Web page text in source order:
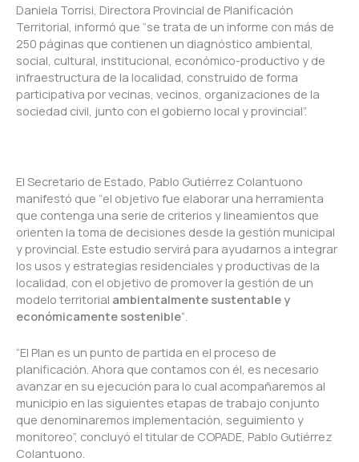
Daniela Torrisi, Directora Provincial de Planificación
Territorial, informó que “se trata de un informe con más de
250 páginas que contienen un diagnóstico ambiental,
social, cultural, institucional, económico-productivo y de
infraestructura de la localidad, construido de forma
participativa por vecinas, vecinos, organizaciones de la
sociedad civil, junto con el gobierno local y provincial”.
El Secretario de Estado, Pablo Gutiérrez Colantuono
manifestó que “el objetivo fue elaborar una herramienta
que contenga una serie de criterios y lineamientos que
orienten la toma de decisiones desde la gestión municipal
y provincial. Este estudio servirá para ayudarnos a integrar
los usos y estrategias residenciales y productivas de la
localidad, con el objetivo de promover la gestión de un
modelo territorial ambientalmente sustentable y
económicamente sostenible“.
“El Plan es un punto de partida en el proceso de
planificación. Ahora que contamos con él, es necesario
avanzar en su ejecución para lo cual acompañaremos al
municipio en las siguientes etapas de trabajo conjunto
que denominaremos implementación, seguimiento y
monitoreo”, concluyó el titular de COPADE, Pablo Gutiérrez
Colantuono.